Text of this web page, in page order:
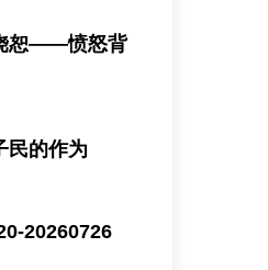
恕——愤怒背
民的作为
20260726